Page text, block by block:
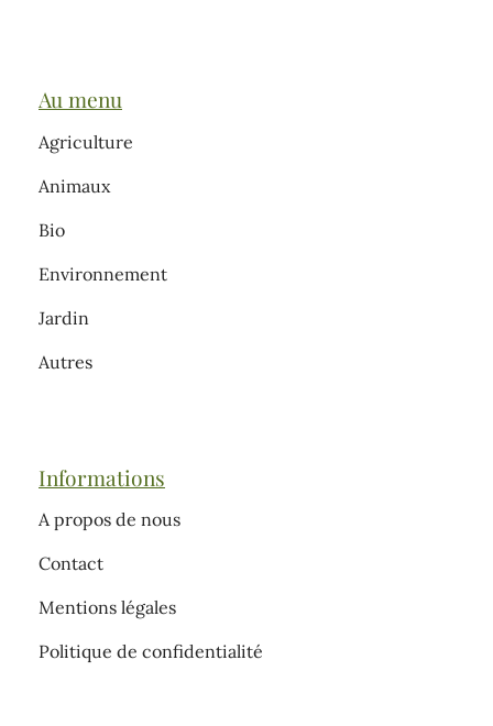
Au menu
Agriculture
Animaux
Bio
Environnement
Jardin
Autres
Informations
A propos de nous
Contact
Mentions légales
Politique de confidentialité